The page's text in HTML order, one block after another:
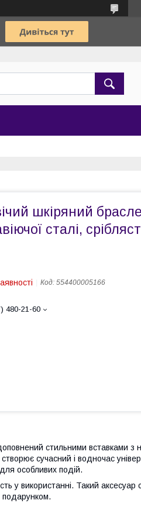
шкіряний
сталі,
Код: 554400005166
480-21-60
стильними вставками з
сучасний і водночас
особливих подій.
у використанні. Такий
подарунком.